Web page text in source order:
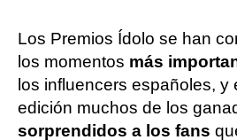
Los Premios Ídolo se han
los momentos más
los influencers españoles, y
edición muchos de los
sorprendidos a los fans